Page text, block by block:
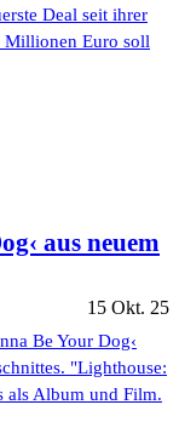
Deal seit ihrer
Millionen Euro soll
aus neuem
15 Okt. 25
Be Your Dog‹
"Lighthouse:
als Album und Film.